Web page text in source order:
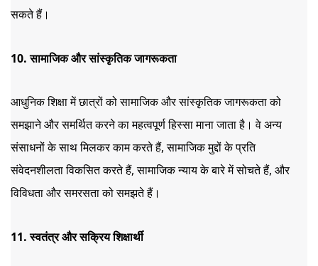
सकते हैं।
10. सामाजिक और सांस्कृतिक जागरूकता
आधुनिक शिक्षा में छात्रों को सामाजिक और सांस्कृतिक जागरूकता को
समझाने और समर्थित करने का महत्वपूर्ण हिस्सा माना जाता है। वे अन्य
संसाधनों के साथ मिलकर काम करते हैं, सामाजिक मुद्दों के प्रति
संवेदनशीलता विकसित करते हैं, सामाजिक न्याय के बारे में सोचते हैं, और
विविधता और समरसता को समझते हैं।
11. स्वतंत्र और सक्रिय शिक्षार्थी